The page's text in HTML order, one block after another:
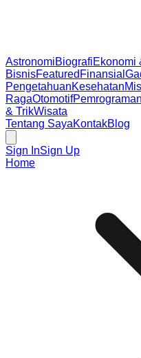
AstronomiBiografiEkonomi
BisnisFeatured Finansial
PengetahuanKesehatan
RagaOtomotifPemrograman
& TrikWisata
Tentang SayaKontakBlog
Sign InSign Up
Home